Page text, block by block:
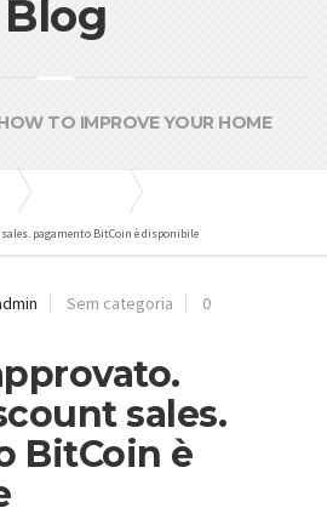
Blog
TO IMPROVE YOUR HOME
pagamento BitCoin è disponibile
Sem categoria
0
sales.
BitCoin è